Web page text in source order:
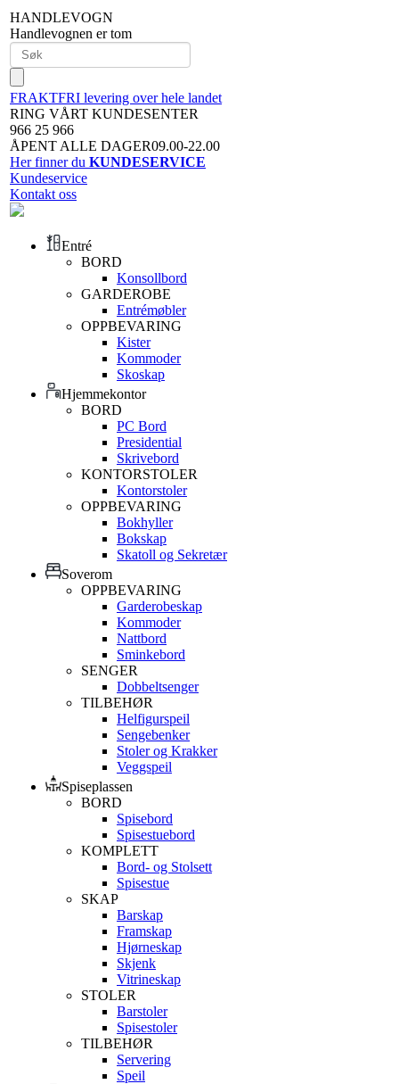
HANDLEVOGN
Handlevognen er tom
FRAKTFRI levering over hele landet
RING VÅRT KUNDESENTER
966 25 966
ÅPENT ALLE DAGER09.00-22.00
Her finner du KUNDESERVICE
Kundeservice
Kontakt oss
Entré
BORD
Konsollbord
GARDEROBE
Entrémøbler
OPPBEVARING
Kister
Kommoder
Skoskap
Hjemmekontor
BORD
PC Bord
Presidential
Skrivebord
KONTORSTOLER
Kontorstoler
OPPBEVARING
Bokhyller
Bokskap
Skatoll og Sekretær
Soverom
OPPBEVARING
Garderobeskap
Kommoder
Nattbord
Sminkebord
SENGER
Dobbeltsenger
TILBEHØR
Helfigurspeil
Sengebenker
Stoler og Krakker
Veggspeil
Spiseplassen
BORD
Spisebord
Spisestuebord
KOMPLETT
Bord- og Stolsett
Spisestue
SKAP
Barskap
Framskap
Hjørneskap
Skjenk
Vitrineskap
STOLER
Barstoler
Spisestoler
TILBEHØR
Servering
Speil